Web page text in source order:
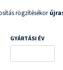
rögzítésékor
GYÁRTÁSI ÉV